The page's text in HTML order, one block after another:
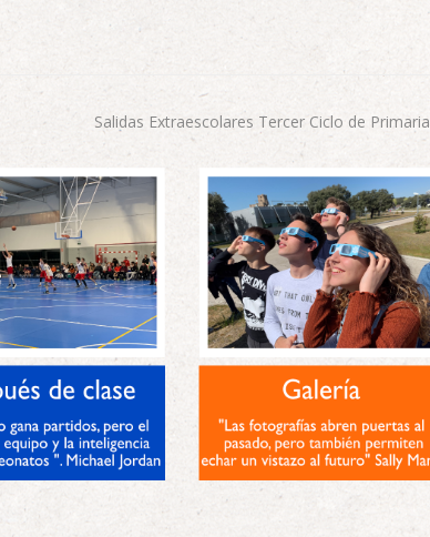
Salidas Extraescolares Tercer Ciclo de Primaria